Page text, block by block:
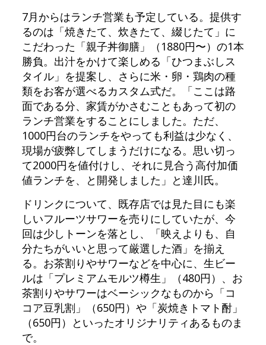
7月からはランチ営業も予定している。提供す
るのは「焼きたて、炊きたて、綴じたて」に
こだわった「親子丼御膳」（1880円〜）の1本
勝負。出汁をかけて楽しめる「ひつまぶしス
タイル」を提案し、さらに米・卵・鶏肉の種
類をお客が選べるカスタム式だ。「ここは路
面である分、家賃がかさむこともあって初の
ランチ営業をすることにしました。ただ、
1000円台のランチをやっても利益は少なく、
現場が疲弊してしまうだけになる。思い切っ
て2000円を値付けし、それに見合う高付加価
値ランチを、と開発しました」と達川氏。
ドリンクについて、既存店では見た目にも楽
しいフルーツサワーを売りにしていたが、今
回は少しトーンを落とし、「映えよりも、自
分たちがいいと思って厳選した酒」を揃え
る。お茶割りやサワーなどを中心に、生ビー
ルは「プレミアムモルツ樽生」（480円）、お
茶割りやサワーはベーシックなものから「コ
コア豆乳割」（650円）や「炭焼きトマト酎」
（650円）といったオリジナリティあるものま
で。